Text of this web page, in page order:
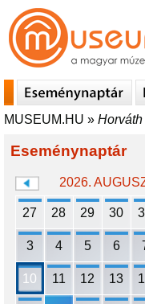
MUSEUM.HU »
Eseménynaptár
2026.
27 28 29 30
3 4 5 6
10 11 12 13